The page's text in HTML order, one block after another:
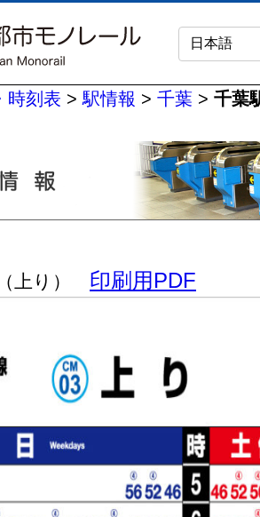
時刻表 >駅情報 > 千葉 > 千葉
上り） 印刷用PDF